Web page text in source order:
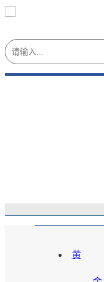
黄